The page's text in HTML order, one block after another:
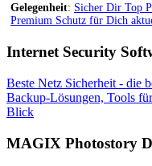
Gelegenheit: Sicher Dir Top
Premium Schutz für Dich
Internet Security
Beste Netz Sicherheit - die
Backup-Lösungen, Tools
Blick
MAGIX Photostory